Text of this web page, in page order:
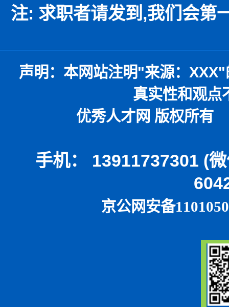
注: 求职者请发到,我们会第
声明：本网站注明"来源： XXX"
真实性和观点
优秀人才网 版权所有 本网
手机： 13911737301 (
京公网安备